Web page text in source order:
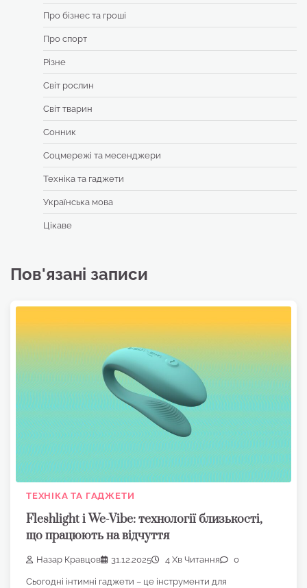
Про бізнес та гроші
Про спорт
Різне
Світ рослин
Світ тварин
Сонник
Соцмережі та месенджери
Техніка та гаджети
Українська мова
Цікаве
Пов'язані записи
ТЕХНІКА ТА ГАДЖЕТИ
Fleshlight і We-Vibe: технології близькості,
що працюють на відчуття
Назар Кравцов 31.12.2025 4 Хв Читання 0
Сьогодні інтимні гаджети – це інструменти для